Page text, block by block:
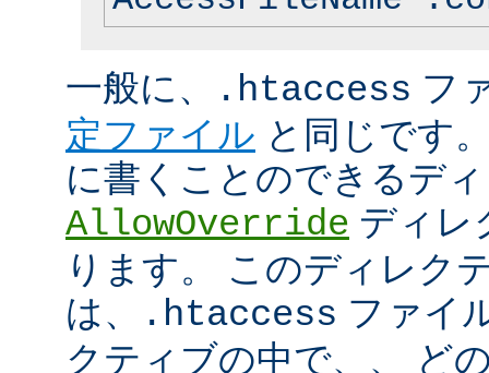
一般に、 .htaccess フ
定ファイル と同じです
に書くことのできるデ
AllowOverride ディレ
ります。 このディレク
は、
.htaccess ファイ
クティブの中で、、 ど